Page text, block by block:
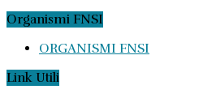
Organismi FNSI
ORGANISMI FNSI
Link Utili